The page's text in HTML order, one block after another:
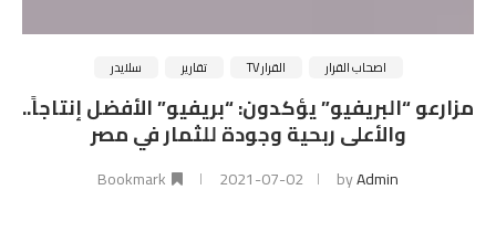
اصحاب القرار القرار TV تقارير سلايدر
مزارعو “البريفيو” يؤكدون: “بريفيو” الأفضل إنتاجاً..
والأعلى ربحية وجودة للثمار في مصر
byAdmin
2021-07-02
Bookmark